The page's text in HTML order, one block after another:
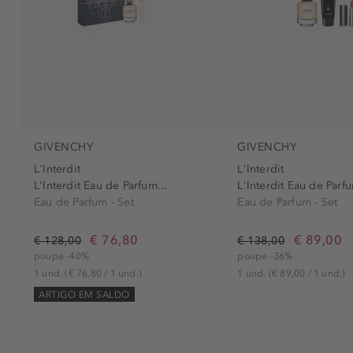
GIVENCHY
L'Interdit
L'Interdit Eau de Parfum...
Eau de Parfum - Set
€ 128,00 € 76,80
poupe -40%
1 und.(€ 76,80 / 1 und.)
ARTIGO EM SALDO
GIVENCHY
L'Interdit
L'Interdit Eau de
Eau de Parfum - Set
€ 138,00 € 89,00
poupe -36%
1 und. (€ 89,00 / 1 und.)